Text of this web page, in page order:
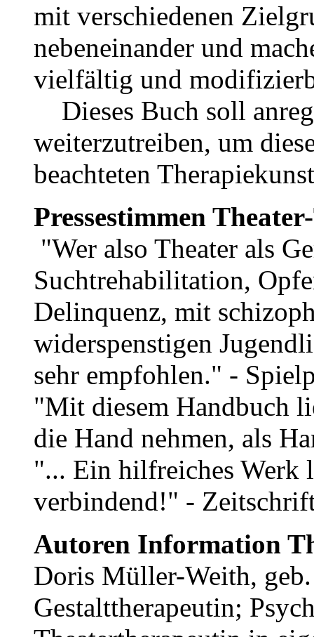
mit verschiedenen
nebeneinander und
vielfältig und
Dieses Buch soll
weiterzutreiben, um
beachteten
Pressestimmen
"Wer also Theater als
Suchtrehabilitation,
Delinquenz, mit
widerspenstigen
sehr empfohlen." -
"Mit diesem Handbuch
die Hand nehmen, als
"... Ein hilfreiches Werk
verbindend!" -
Autoren Information
Doris Müller-Weith,
Gestalttherapeutin;